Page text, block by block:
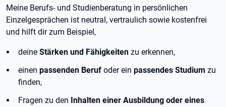
Meine Berufs- und Studienberatung in persönlichen
Einzelgesprächen ist neutral, vertraulich sowie kostenfrei
und hilft dir zum Beispiel,
deine Stärken und Fähigkeiten zu erkennen,
einen passenden Beruf oder ein passendes Studium zu
finden,
Fragen zu den Inhalten einer Ausbildung oder eines